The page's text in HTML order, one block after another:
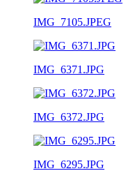
IMG_7105.JPEG
IMG_6371.JPG
IMG_6372.JPG
IMG_6295.JPG